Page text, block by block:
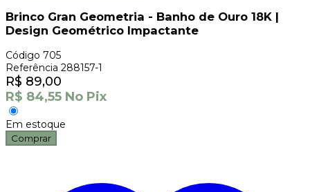
Brinco Gran Geometria - Banho de Ouro 18K |
Design Geométrico Impactante
Código 705
Referência 288157-1
R$ 89,00
R$ 84,55 No Pix
Em estoque
Comprar